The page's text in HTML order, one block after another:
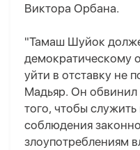
Виктора Орбана.
"Тамаш Шуйок
демократическому
уйти в отставку не
Мадьяр. Он
того, чтобы
соблюдения
злоупотреблениям